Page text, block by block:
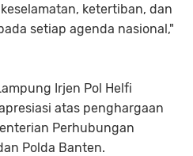
ketertiban, dan
setiap agenda nasional,"
Irjen Pol Helfi
atas penghargaan
Perhubungan
Polda Banten.